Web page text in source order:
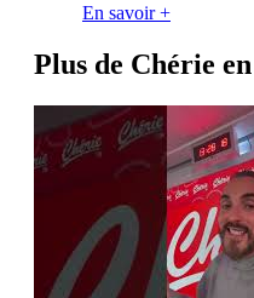
En savoir +
Plus de Chérie